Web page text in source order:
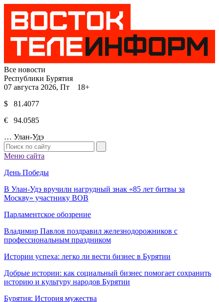
Все новости
Республики Бурятия
07 августа 2026, Пт 18+
$ 81.4077
€ 94.0585
… Улан-Удэ
Меню сайта
День Победы
В Улан-Удэ вручили нагрудный знак «85 лет битвы за
Москву» участнику ВОВ
Парламентское обозрение
Владимир Павлов поздравил железнодорожников с
профессиональным праздником
Истории успеха: легко ли вести бизнес в Бурятии
Добрые истории: как социальный бизнес помогает сохранить
историю и культуру народов Бурятии
Бурятия: История мужества